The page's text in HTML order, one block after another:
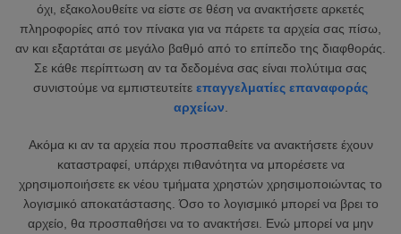
όχι, εξακολουθείτε να είστε σε θέση να ανακτήσετε αρκετές
πληροφορίες από τον πίνακα για να πάρετε τα αρχεία σας πίσω,
αν και εξαρτάται σε μεγάλο βαθμό από το επίπεδο της διαφθοράς.
Σε κάθε περίπτωση αν τα δεδομένα σας είναι πολύτιμα σας
συνιστούμε να εμπιστευτείτε επαγγελματίες επαναφοράς
αρχείων
Ακόμα κι αν τα αρχεία που προσπαθείτε να ανακτήσετε έχουν
καταστραφεί, υπάρχει πιθανότητα να μπορέσετε να
χρησιμοποιήσετε εκ νέου τμήματα χρηστών χρησιμοποιώντας το
λογισμικό αποκατάστασης. Όσο το λογισμικό μπορεί να βρει το
αρχείο, θα προσπαθήσει να το ανακτήσει. Ενώ μπορεί να μην